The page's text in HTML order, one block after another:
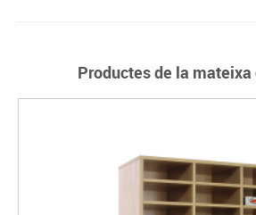
Productes de la